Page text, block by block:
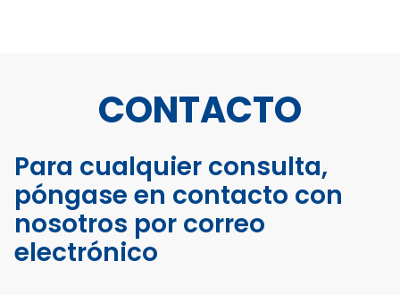
CONTACTO
Para cualquier consulta,
póngase en contacto con
nosotros por correo
electrónico